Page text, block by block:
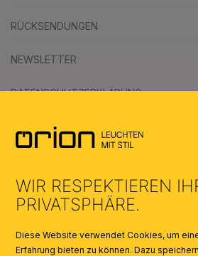
RÜCKSENDUNGEN
NEWSLETTER
DATENSCHUTZERKLÄRUNG
KATALOGE
WIR RESPEKTIEREN
PRIVATSPHÄRE.
Diese Website verwendet Cookies, um
Erfahrung bieten zu können. Dazu